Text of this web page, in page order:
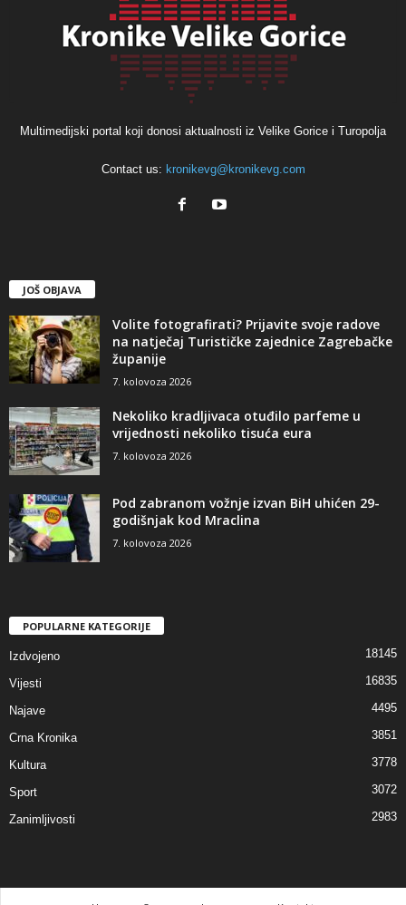
Multimedijski portal koji donosi aktualnosti iz Velike Gorice i Turopolja
Contact us: kronikevg@kronikevg.com
JOŠ OBJAVA
Volite fotografirati? Prijavite svoje radove
na natječaj Turističke zajednice Zagrebačke
županije
7. kolovoza 2026
Nekoliko kradljivaca otuđilo parfeme u
vrijednosti nekoliko tisuća eura
7. kolovoza 2026
Pod zabranom vožnje izvan BiH uhićen 29-
godišnjak kod Mraclina
7. kolovoza 2026
POPULARNE KATEGORIJE
Izdvojeno 18145
Vijesti 16835
Najave 4495
Crna Kronika 3851
Kultura 3778
Sport 3072
Zanimljivosti 2983